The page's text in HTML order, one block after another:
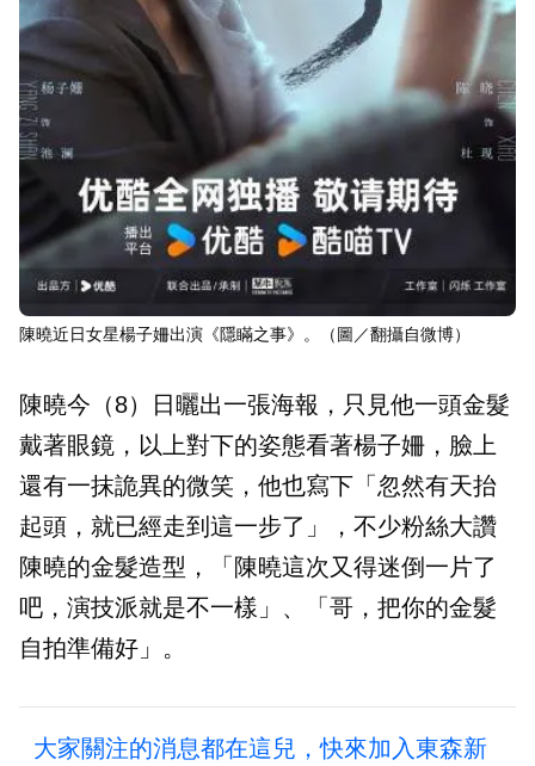
陳曉近日女星楊子姍出演《隱瞞之事》。（圖／翻攝自微博）
陳曉今（8）日曬出一張海報，只見他一頭金髮
戴著眼鏡，以上對下的姿態看著楊子姍，臉上
還有一抹詭異的微笑，他也寫下「忽然有天抬
起頭，就已經走到這一步了」，不少粉絲大讚
陳曉的金髮造型，「陳曉這次又得迷倒一片了
吧，演技派就是不一樣」、「哥，把你的金髮
自拍準備好」。
大家關注的消息都在這兒，快來加入東森新